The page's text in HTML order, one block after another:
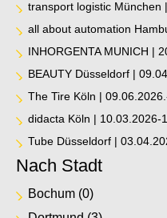
transport logistic München
all about automation
INHORGENTA MUNICH |
BEAUTY Düsseldorf |
The Tire Köln |
didacta Köln | 10.03.2026-
Tube Düsseldorf |
Nach Stadt
Bochum (0)